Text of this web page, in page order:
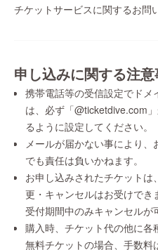
チケットサービスに関するお問
申し込みに関する注
携帯電話等の受信設定でド
は、必ず「@ticketdive.com
るように設定してください。
メールが届かない事により
でも責任は負いかねます。
お申し込みされたチケット
更・キャンセルはお受けで
受付期間中のみキャンセルが
購入時、チケット代の他に
無料チケットの場合、手数料